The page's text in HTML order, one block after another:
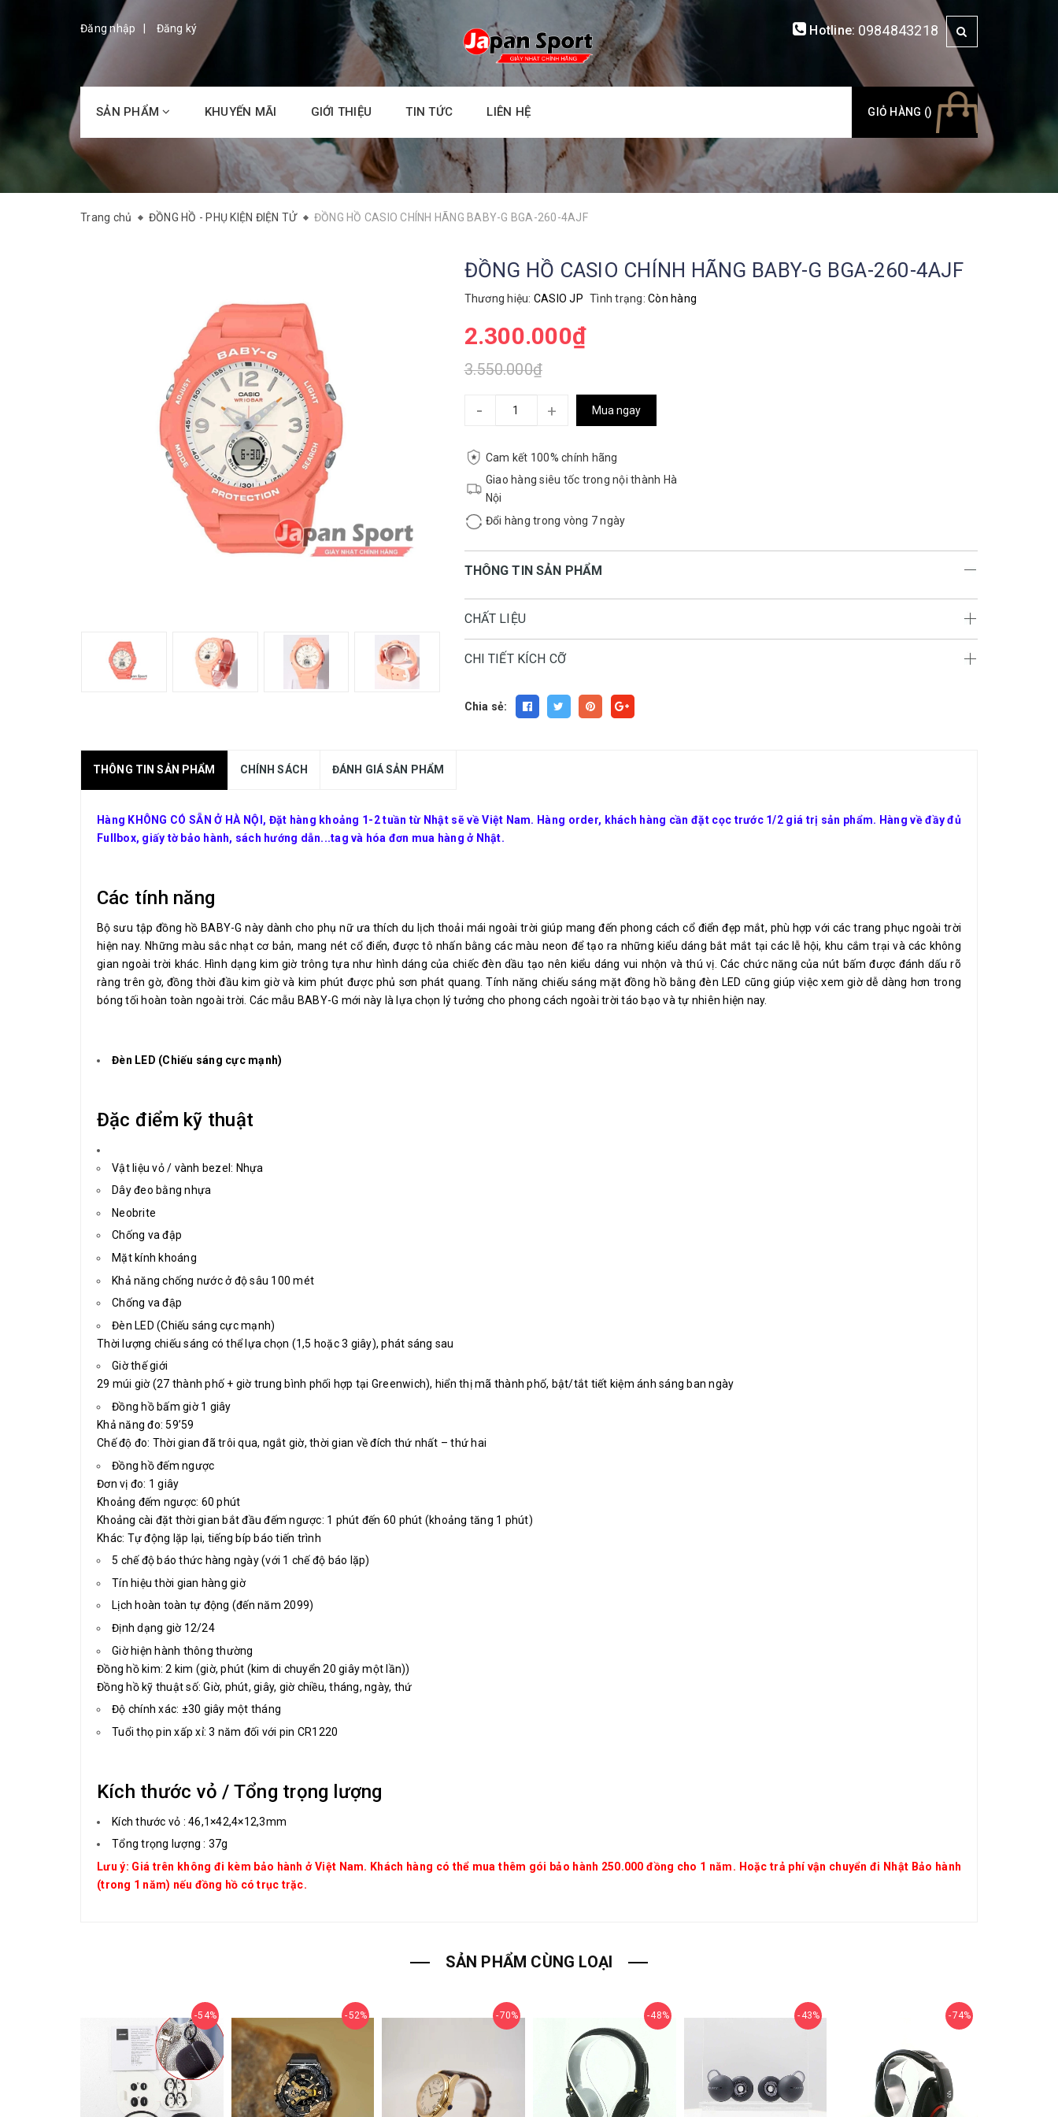
Đăng nhập Đăng ký Hotline: 0984843218
SẢN PHẨM KHUYẾN MÃI GIỚI THIỆU TIN TỨC LIÊN HỆ GIỎ HÀNG ()
Trang chủ ĐỒNG HỒ - PHỤ KIỆN ĐIỆN TỬ ĐỒNG HỒ CASIO CHÍNH HÃNG BABY-G BGA-260-4AJF
ĐỒNG HỒ CASIO CHÍNH HÃNG BABY-G BGA-260-4AJF
Thương hiệu: CASIO JP Tình trạng: Còn hàng
2.300.000₫
3.550.000₫
- + Mua ngay
Cam kết 100% chính hãng
Giao hàng siêu tốc trong nội thành Hà
Nội
Đổi hàng trong vòng 7 ngày
THÔNG TIN SẢN PHẨM
CHẤT LIỆU
CHI TIẾT KÍCH CỠ
Chia sẻ:
THÔNG TIN SẢN PHẨM CHÍNH SÁCH ĐÁNH GIÁ SẢN PHẨM
Hàng KHÔNG CÓ SẴN Ở HÀ NỘI, Đặt hàng khoảng 1-2 tuần từ Nhật sẽ về Việt Nam. Hàng order, khách hàng cần đặt cọc trước 1/2 giá trị sản phẩm. Hàng về đầy đủ
Fullbox, giấy tờ bảo hành, sách hướng dẫn...tag và hóa đơn mua hàng ở Nhật.
Các tính năng
Bộ sưu tập đồng hồ BABY-G này dành cho phụ nữ ưa thích du lịch thoải mái ngoài trời giúp mang đến phong cách cổ điển đẹp mắt, phù hợp với các trang phục ngoài trời
hiện nay. Những màu sắc nhạt cơ bản, mang nét cổ điển, được tô nhấn bằng các màu neon để tạo ra những kiểu dáng bắt mắt tại các lễ hội, khu cắm trại và các không
gian ngoài trời khác. Hình dạng kim giờ trông tựa như hình dáng của chiếc đèn dầu tạo nên kiểu dáng vui nhộn và thú vị. Các chức năng của nút bấm được đánh dấu rõ
ràng trên gờ, đồng thời đầu kim giờ và kim phút được phủ sơn phát quang. Tính năng chiếu sáng mặt đồng hồ bằng đèn LED cũng giúp việc xem giờ dễ dàng hơn trong
bóng tối hoàn toàn ngoài trời. Các mẫu BABY-G mới này là lựa chọn lý tưởng cho phong cách ngoài trời táo bạo và tự nhiên hiện nay.
Đèn LED (Chiếu sáng cực mạnh)
Đặc điểm kỹ thuật
Vật liệu vỏ / vành bezel: Nhựa
Dây đeo bằng nhựa
Neobrite
Chống va đập
Mặt kính khoáng
Khả năng chống nước ở độ sâu 100 mét
Chống va đập
Đèn LED (Chiếu sáng cực mạnh)
Thời lượng chiếu sáng có thể lựa chọn (1,5 hoặc 3 giây), phát sáng sau
Giờ thế giới
29 múi giờ (27 thành phố + giờ trung bình phối hợp tại Greenwich), hiển thị mã thành phố, bật/tắt tiết kiệm ánh sáng ban ngày
Đồng hồ bấm giờ 1 giây
Khả năng đo: 59’59
Chế độ đo: Thời gian đã trôi qua, ngắt giờ, thời gian về đích thứ nhất – thứ hai
Đồng hồ đếm ngược
Đơn vị đo: 1 giây
Khoảng đếm ngược: 60 phút
Khoảng cài đặt thời gian bắt đầu đếm ngược: 1 phút đến 60 phút (khoảng tăng 1 phút)
Khác: Tự động lặp lại, tiếng bíp báo tiến trình
5 chế độ báo thức hàng ngày (với 1 chế độ báo lặp)
Tín hiệu thời gian hàng giờ
Lịch hoàn toàn tự động (đến năm 2099)
Định dạng giờ 12/24
Giờ hiện hành thông thường
Đồng hồ kim: 2 kim (giờ, phút (kim di chuyển 20 giây một lần))
Đồng hồ kỹ thuật số: Giờ, phút, giây, giờ chiều, tháng, ngày, thứ
Độ chính xác: ±30 giây một tháng
Tuổi thọ pin xấp xỉ: 3 năm đối với pin CR1220
Kích thước vỏ / Tổng trọng lượng
Kích thước vỏ : 46,1×42,4×12,3mm
Tổng trọng lượng : 37g
Lưu ý: Giá trên không đi kèm bảo hành ở Việt Nam. Khách hàng có thể mua thêm gói bảo hành 250.000 đồng cho 1 năm. Hoặc trả phí vận chuyển đi Nhật Bảo hành
(trong 1 năm) nếu đồng hồ có trục trặc.
SẢN PHẨM CÙNG LOẠI
54% 52% 70% 48% 43% 74%